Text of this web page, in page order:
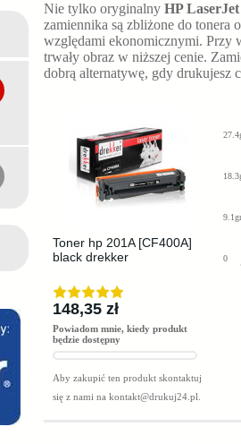
Nie tylko oryginalny HP
zamiennika są zbliżone do tonera
względami ekonomicznymi. Przy
trwały obraz w niższej cenie.
dobrą alternatywę, gdy drukujesz
Toner hp 201A [CF400A]
black drekker
148,35 zł
Powiadom mnie, kiedy produkt
będzie dostępny
Aby zakupić ten produkt skontaktuj
się z nami na kontakt@drukuj24.pl
9.1gr
0